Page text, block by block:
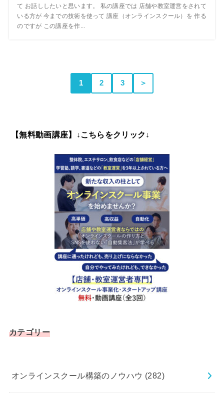
て お話ししたいと思います。 私の講座では 店舗や教室運営をされて
いる方が 今までの技術を使って 講座（オンラインスクール）を 作る
のですが この講座を作...
1 2 3 ＞
【無料動画講座】↓こちらをクリック↓
カテゴリー
オンラインスクール構築のノウハウ (282)